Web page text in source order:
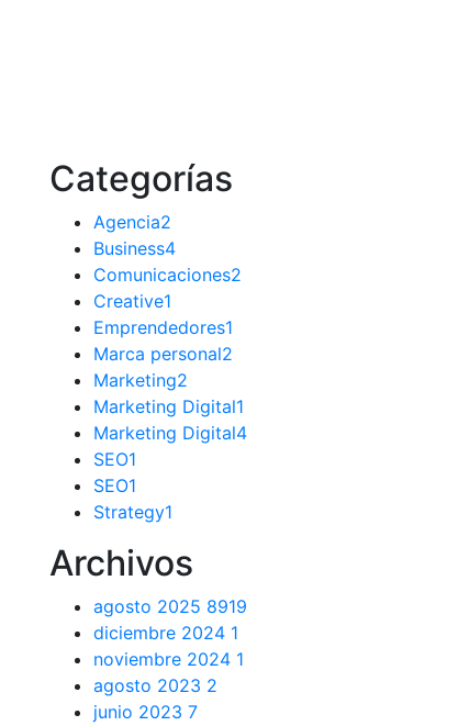
Categorías
Agencia2
Business4
Comunicaciones2
Creative1
Emprendedores1
Marca personal2
Marketing2
Marketing Digital1
Marketing Digital4
SEO1
SEO1
Strategy1
Archivos
agosto 2025 8919
diciembre 2024 1
noviembre 2024 1
agosto 2023 2
junio 2023 7